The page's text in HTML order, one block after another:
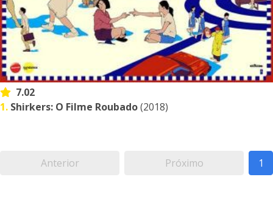
7.02
1. Shirkers: O Filme Roubado(2018)
Anterior Próximo 1